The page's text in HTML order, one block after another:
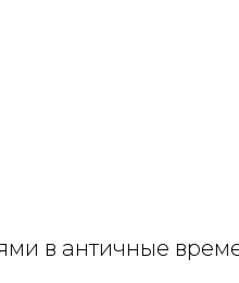
в античные